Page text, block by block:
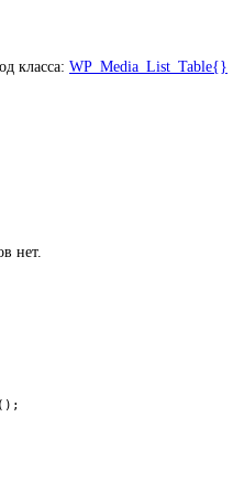
класса: WP_Media_List_Table{}
нет.